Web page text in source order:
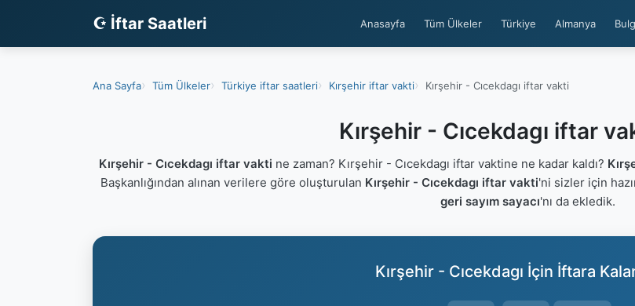
☪ İftar Saatleri Anasayfa Tüm Ülkeler Türkiye Almanya
Ana Sayfa Tüm Ülkeler Türkiye iftar saatleri Kırşehir iftar vakti Kırşehir - Cıcekdagı iftar vakti
Kırşehir - Cıcekdagı iftar
Kırşehir - Cıcekdagı iftar vakti ne zaman? Kırşehir - Cıcekdagı iftar vaktine ne kadar kaldı?
Başkanlığından alınan verilere göre oluşturulan Kırşehir - Cıcekdagı iftar vakti'ni sizler için
geri sayım sayacı'nı da ekledik.
Kırşehir - Cıcekdagı İçin İftara